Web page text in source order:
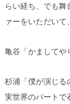
らい経ち、でも
ァーをいただいて
亀谷「かましてや
杉浦「僕が演じる
実世界のパートで